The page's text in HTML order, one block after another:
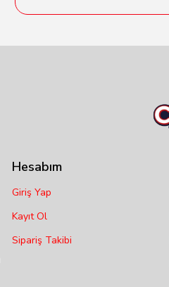
Hesabım
Giriş Yap
Kayıt Ol
Sipariş Takibi